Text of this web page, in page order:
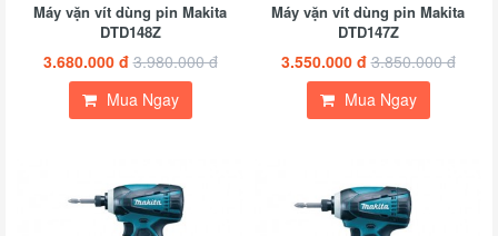
Máy vặn vít dùng pin Makita
DTD148Z
3.680.000 đ 3.980.000 đ
Mua Ngay
Máy vặn vít dùng pin Makita
DTD147Z
3.550.000 đ 3.850.000 đ
Mua Ngay